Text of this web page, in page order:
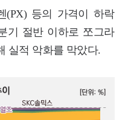
(PX) 등의 가격이 하락
기 절반 이하로 쪼그라
실적 악화를 막았다.